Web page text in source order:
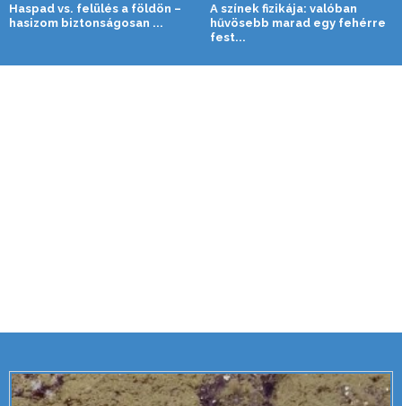
Haspad vs. felülés a földön –
hasizom biztonságosan ...
A színek fizikája: valóban
hűvösebb marad egy fehérre
fest...